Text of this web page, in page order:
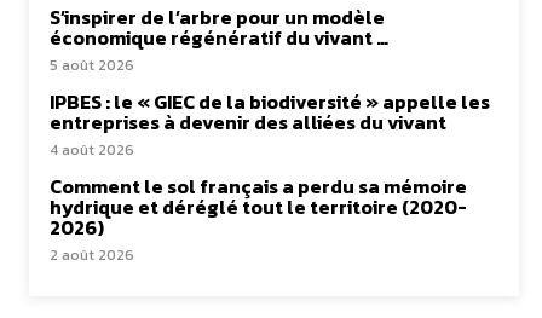
S’inspirer de l’arbre pour un modèle
économique régénératif du vivant …
5 août 2026
IPBES : le « GIEC de la biodiversité » appelle les
entreprises à devenir des alliées du vivant
4 août 2026
Comment le sol français a perdu sa mémoire
hydrique et déréglé tout le territoire (2020-
2026)
2 août 2026